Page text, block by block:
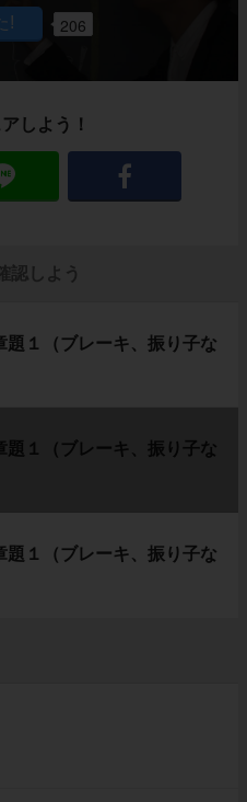
206
しよう！
認しよう
１（ブレーキ、振り子な
１（ブレーキ、振り子な
１（ブレーキ、振り子な